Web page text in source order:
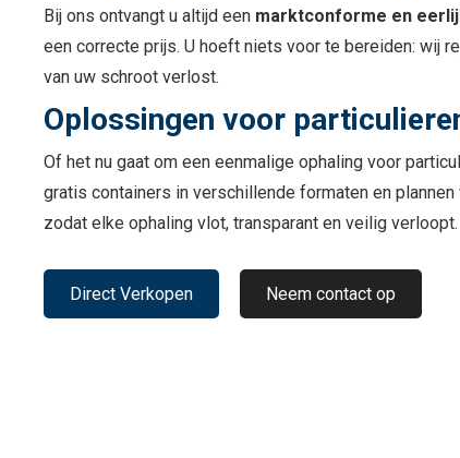
Bij ons ontvangt u altijd een marktconforme en
een correcte prijs. U hoeft niets voor te bereiden: wij
van uw schroot verlost.
Oplossingen voor
Of het nu gaat om een eenmalige ophaling voor
gratis containers in verschillende formaten en
zodat elke ophaling vlot, transparant en veilig
Direct Verkopen Neem contact op